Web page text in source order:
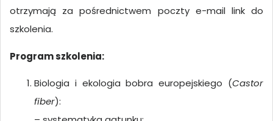
otrzymają za pośrednictwem poczty e-mail link do
szkolenia.
Program szkolenia:
Biologia i ekologia bobra europejskiego (Castor
fiber):